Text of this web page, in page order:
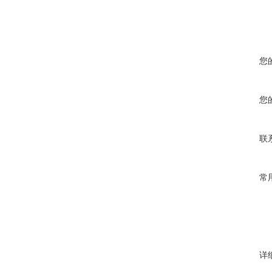
您
您
联
常
详